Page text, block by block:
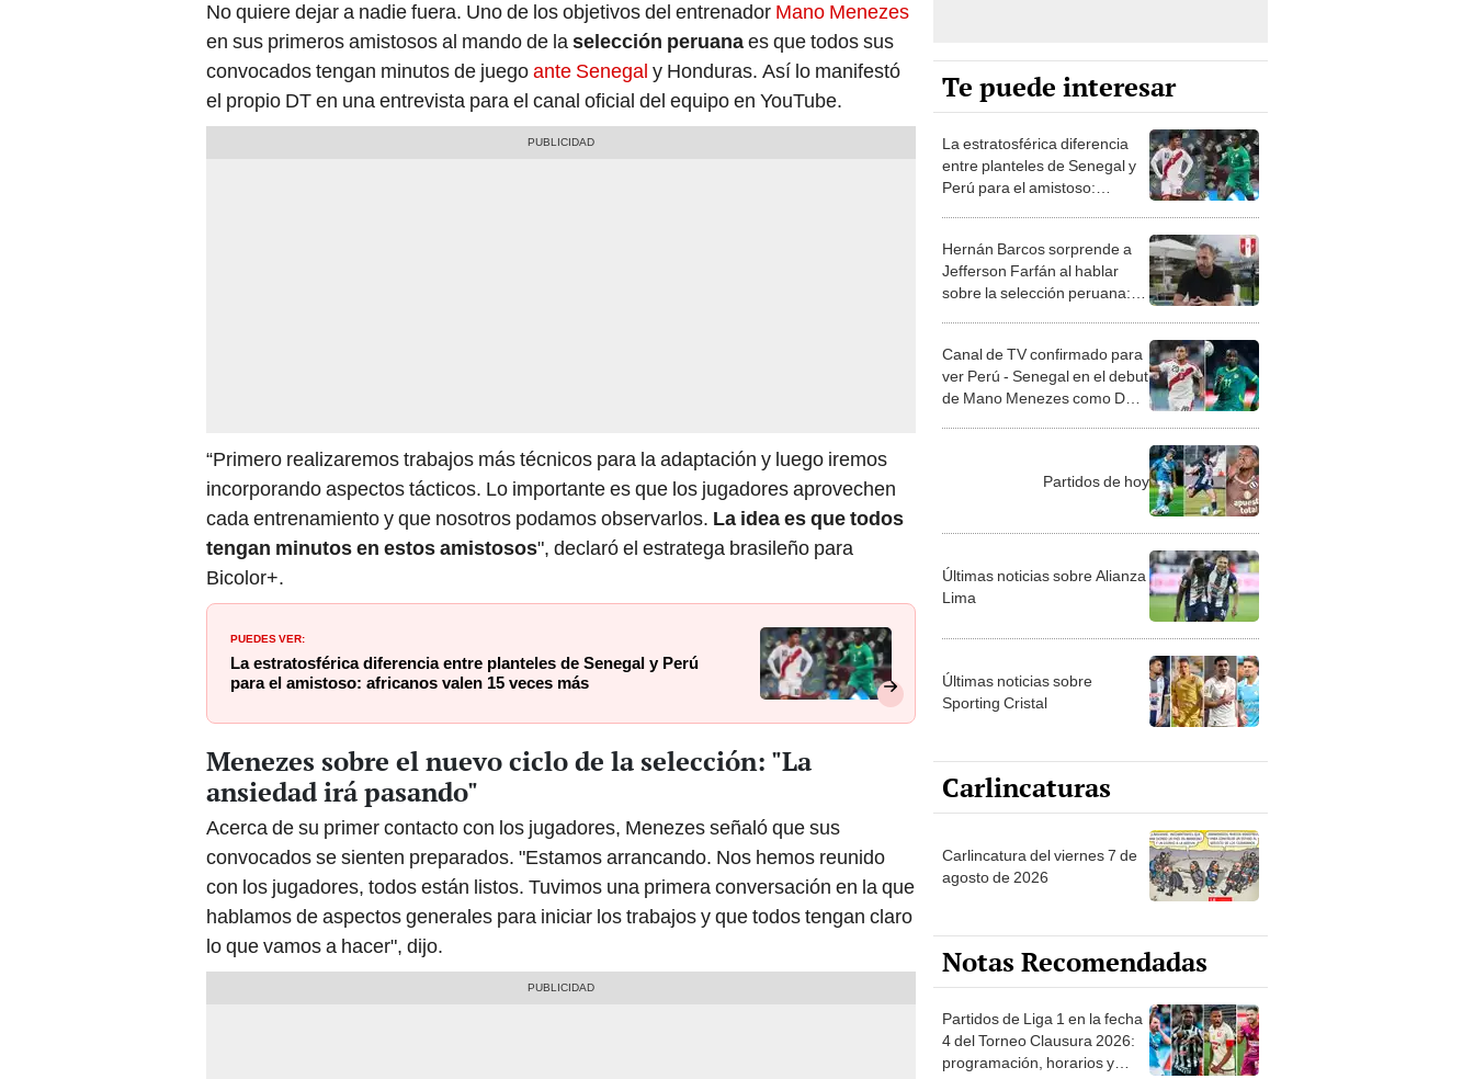
No quiere dejar a nadie fuera. Uno de los objetivos del entrenador Mano Menezes
en sus primeros amistosos al mando de laselección peruanaes que todos sus
convocados tengan minutos de juegoante Senegal y Honduras. Así lo manifestó
el propio DT en una entrevista para el canal oficial del equipo en YouTube.
“Primero realizaremos trabajos más técnicos para la adaptación y luego iremos
incorporando aspectos tácticos. Lo importante es que los jugadores aprovechen
cada entrenamiento y que nosotros podamos observarlos. La idea es que todos
tengan minutos en estos amistosos", declaró el estratega brasileño para
Bicolor+.
PUEDES VER:
La estratosférica diferencia entre planteles de Senegal y Perú
para el amistoso: africanos valen 15 veces más
Menezes sobre el nuevo ciclo de la selección: "La
ansiedad irá pasando"
Acerca de su primer contacto con los jugadores, Menezes señaló que sus
convocados se sienten preparados. "Estamos arrancando. Nos hemos reunido
con los jugadores, todos están listos. Tuvimos una primera conversación en la que
hablamos de aspectos generales para iniciar los trabajos y que todos tengan claro
lo que vamos a hacer", dijo.
Te puede interesar
La estratosférica diferencia
entre planteles de Senegal y
Perú para el amistoso:
Hernán Barcos sorprende a
Jefferson Farfán al hablar
sobre la selección peruana:
Canal de TV confirmado para
ver Perú - Senegal en el debut
de Mano Menezes como DT
Partidos de hoy
Últimas noticias sobre Alianza
Lima
Últimas noticias sobre
Sporting Cristal
Carlincaturas
Carlincatura del viernes 7 de
agosto de 2026
Notas Recomendadas
Partidos de Liga 1 en la fecha
4 del Torneo Clausura 2026:
programación, horarios y